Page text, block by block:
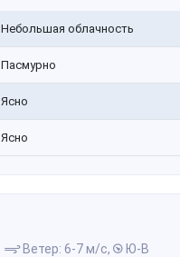
Небольшая облачность
Пасмурно
Ясно
Ясно
Ветер: 6-7 м/с, Ю-В